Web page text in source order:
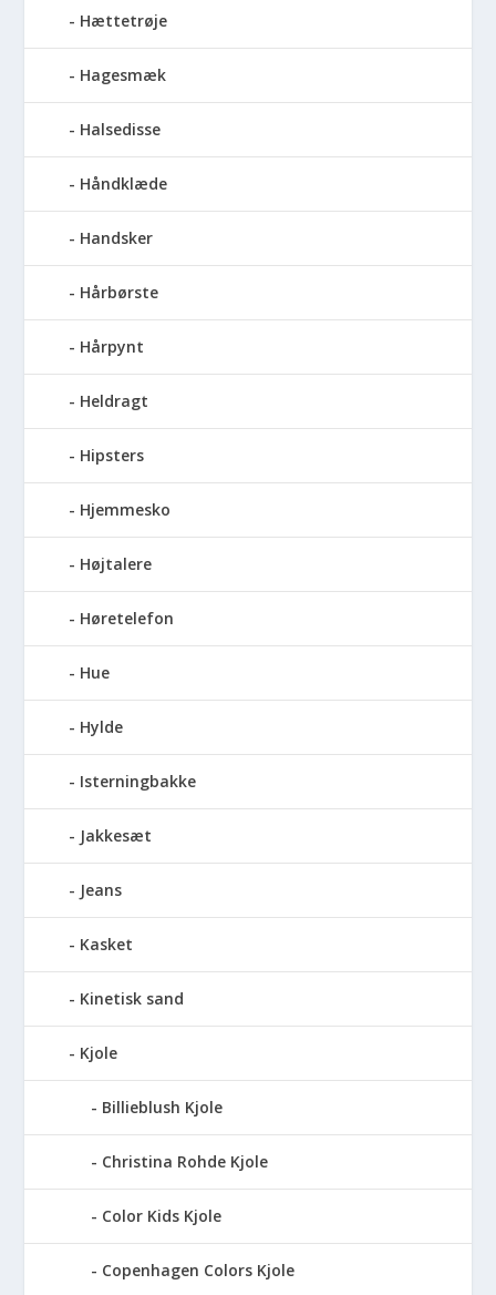
Hættetrøje
Hagesmæk
Halsedisse
Håndklæde
Handsker
Hårbørste
Hårpynt
Heldragt
Hipsters
Hjemmesko
Højtalere
Høretelefon
Hue
Hylde
Isterningbakke
Jakkesæt
Jeans
Kasket
Kinetisk sand
Kjole
Billieblush Kjole
Christina Rohde Kjole
Color Kids Kjole
Copenhagen Colors Kjole